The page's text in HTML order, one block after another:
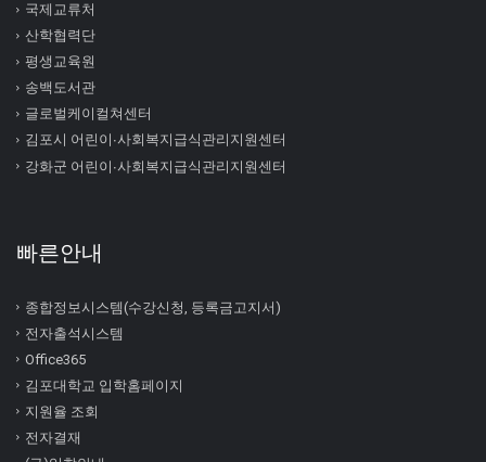
국제교류처
산학협력단
평생교육원
송백도서관
글로벌케이컬쳐센터
김포시 어린이∙사회복지급식관리지원센터
강화군 어린이∙사회복지급식관리지원센터
빠른안내
종합정보시스템(수강신청, 등록금고지서)
전자출석시스템
Office365
김포대학교 입학홈페이지
지원율 조회
전자결재